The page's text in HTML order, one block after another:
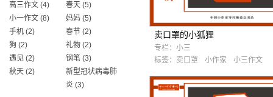
高三作文 (4) 春天 (5)
小一作文 (8) 妈妈 (5)
手机 (2) 春节 (2)
狗 (2) 礼物 (2)
遇见 (2) 钢笔 (3)
秋天 (2)
新型冠状病毒肺
炎 (3)
卖口罩的小狐狸
专栏： 小三
标签： 卖口罩 小作家 小三作文